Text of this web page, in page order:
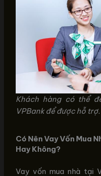
Khách hàng có thể
VPBank để được hỗ
Có Nên Vay Vốn Mua
Hay Không?
Vay vốn mua nhà tại